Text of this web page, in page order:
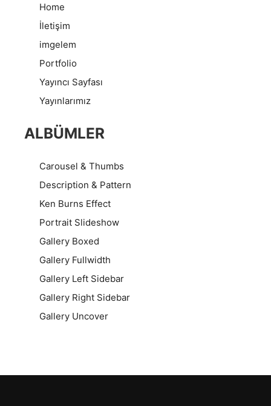
Home
İletişim
imgelem
Portfolio
Yayıncı Sayfası
Yayınlarımız
ALBÜMLER
Carousel & Thumbs
Description & Pattern
Ken Burns Effect
Portrait Slideshow
Gallery Boxed
Gallery Fullwidth
Gallery Left Sidebar
Gallery Right Sidebar
Gallery Uncover